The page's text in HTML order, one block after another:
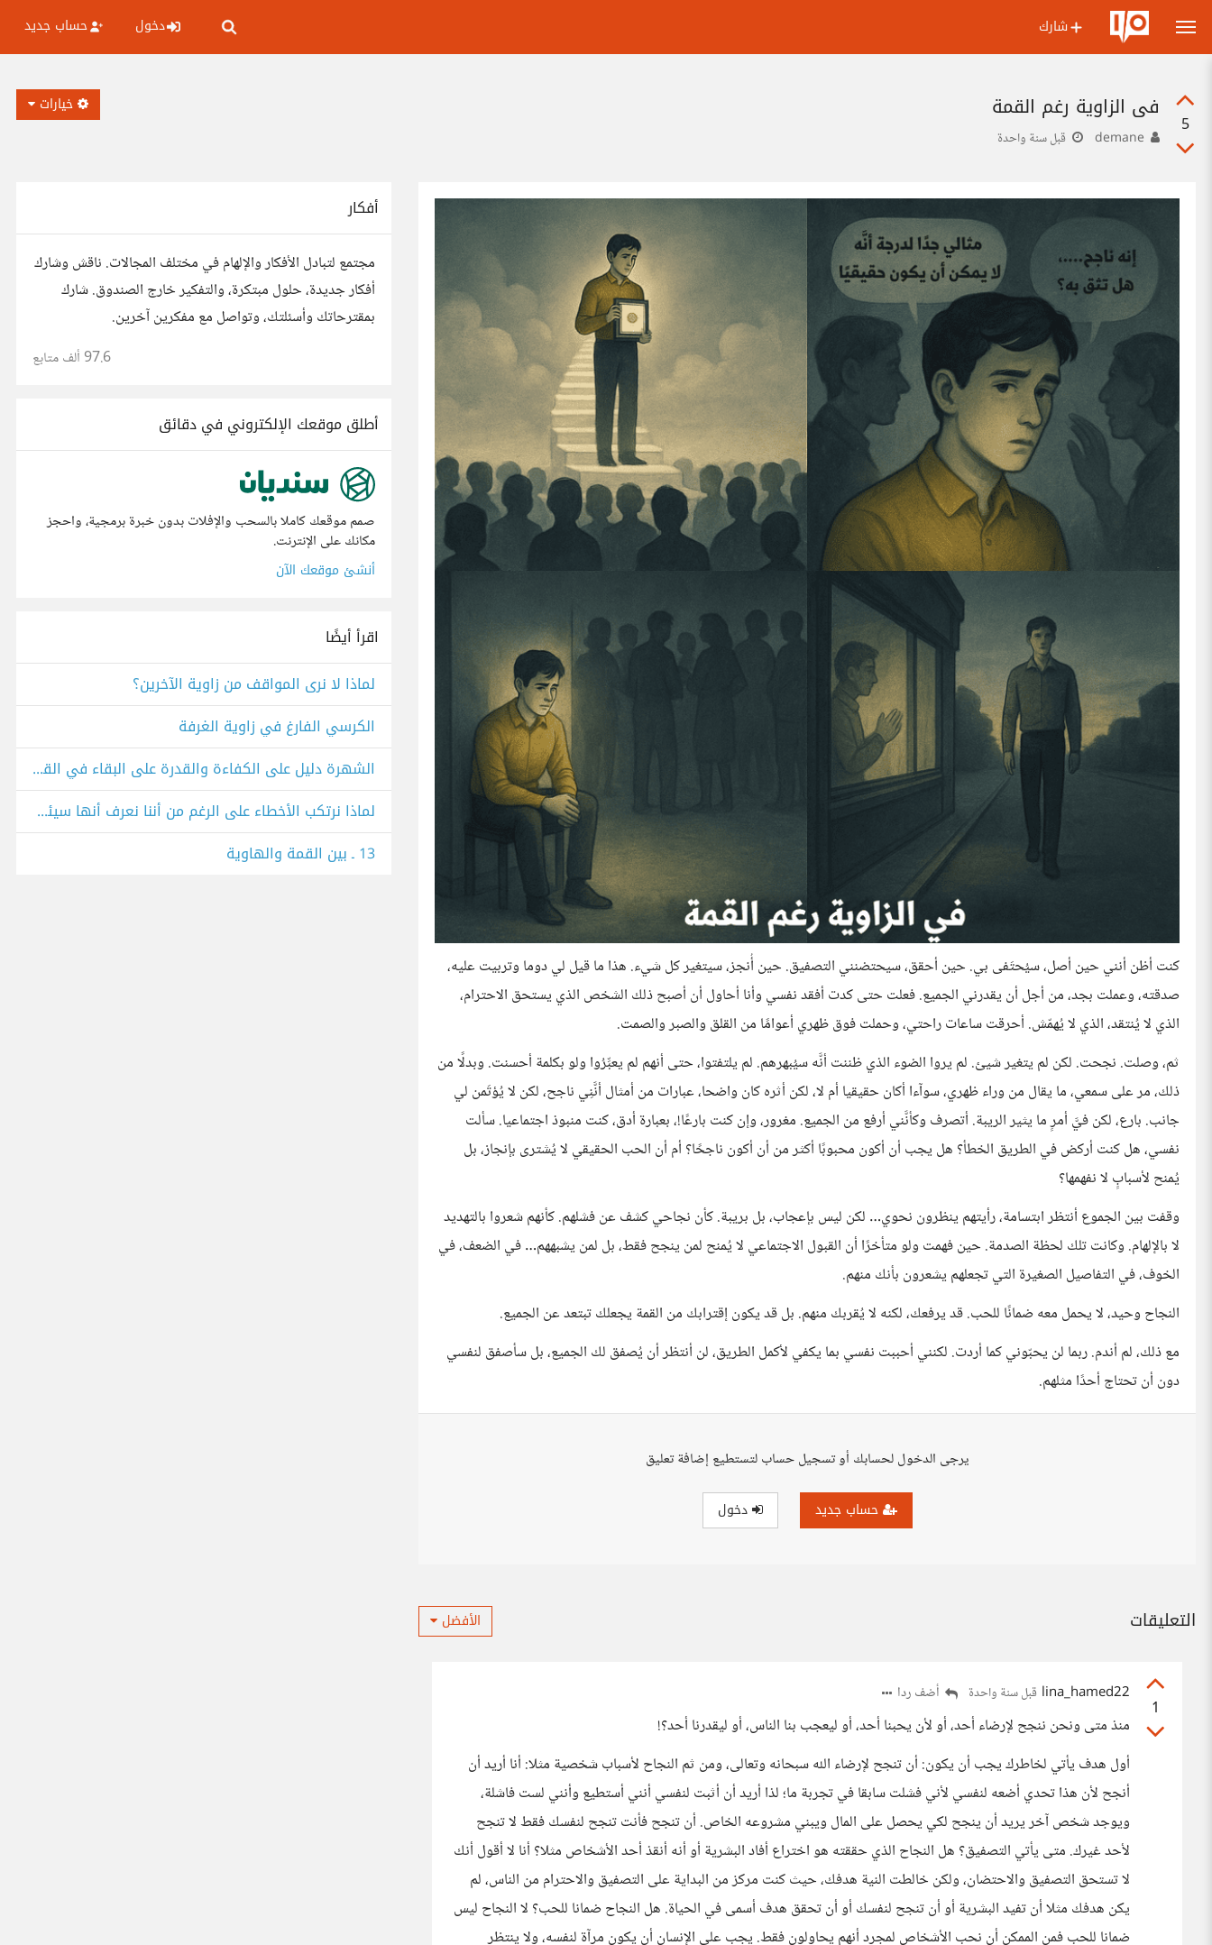
شارك دخول حساب جديد
5
في الزاوية رغم القمة
قبل سنة واحدة
خيارات
كنت أظن أنني حين أصل، سيُحتَفى بي. حين أحقق، سيحتضنني التصفيق. حين أُنجز، سيتغير كل شيء. هذا ما قيل لي دوما وتربيت عليه،
صدقته، وعملت بجد، من أجل أن يقدرني الجميع. فعلت حتى كدت أفقد نفسي وأنا أحاول أن أصبح ذلك الشخص الذي يستحق الاحترام،
الذي لا يُنتقد، الذي لا يُهمّش. أحرقت ساعات راحتي، وحملت فوق ظهري أعوامًا من القلق والصبر والصمت.
ثم، وصلت. نجحت. لكن لم يتغير شيئ. لم يروا الضوء الذي ظننت أنَّه سيُبهرهم. لم يلتفتوا، حتى أنهم لم يعبِّرُوا ولو بكلمة أحسنت. وبدلًا من
ذلك، مر على سمعي، ما يقال من وراء ظهري، سوآءا أكان حقيقيا أم لا، لكن أثره كان واضحا، عبارات من أمثال أنَّنِي ناجح، لكن لا يُؤتَمن لي
جانب. بارع، لكن فيَّ أمرٍ ما يثير الريبة. أتصرف وكأنَّني أرفع من الجميع. مغرور، وإن كنت بارعًا!، بعبارة أدق، كنت منبوذ اجتماعيا. سألت
نفسي، هل كنت أركض في الطريق الخطأ؟ هل يجب أن أكون محبوبًا أكثر من أن أكون ناجحًا؟ أم أن الحب الحقيقي لا يُشترى بإنجاز، بل
يُمنح لأسبابٍ لا نفهمها؟
وقفت بين الجموع أنتظر ابتسامة، رأيتهم ينظرون نحوي… لكن ليس بإعجاب، بل بريبة. كأن نجاحي كشف عن فشلهم. كأنهم شعروا بالتهديد
لا بالإلهام. وكانت تلك لحظة الصدمة. حين فهمت ولو متأخرًا أن القبول الاجتماعي لا يُمنح لمن ينجح فقط، بل لمن يشبههم… في الضعف، في
الخوف، في التفاصيل الصغيرة التي تجعلهم يشعرون بأنك منهم.
النجاح وحيد، لا يحمل معه ضمانًا للحب. قد يرفعك، لكنه لا يُقربك منهم. بل قد يكون إقترابك من القمة يجعلك تبتعد عن الجميع.
مع ذلك، لم أندم. ربما لن يحبّوني كما أردت. لكنني أحببت نفسي بما يكفي لأكمل الطريق، لن أنتظر أن يُصفق لك الجميع، بل سأصفق لنفسي
دون أن تحتاج أحدًا مثلهم.
يرجى الدخول لحسابك أو تسجيل حساب لتستطيع إضافة تعليق
حساب جديد دخول
التعليقات الأفضل
1
lina_hamed22 قبل سنة واحدة أضف ردا
منذ متى ونحن ننجح لإرضاء أحد، أو لأن يحبنا أحد، أو ليعجب بنا الناس، أو ليقدرنا أحد؟!
أول هدف يأتي لخاطرك يجب أن يكون: أن تنجح لإرضاء الله سبحانه وتعالى، ومن ثم النجاح لأسباب شخصية مثلا: أنا أريد أن
أنجح لأن هذا تحدي أضعه لنفسي لأني فشلت سابقا في تجربة ما؛ لذا أريد أن أثبت لنفسي أنني أستطيع وأنني لست فاشلة،
ويوجد شخص آخر يريد أن ينجح لكي يحصل على المال ويبني مشروعه الخاص. أن تنجح فأنت تنجح لنفسك فقط لا تنجح
لأحد غيرك. متى يأتي التصفيق؟ هل النجاح الذي حققته هو اختراع أفاد البشرية أو أنه أنقذ أحد الأشخاص مثلا؟ أنا لا أقول أنك
لا تستحق التصفيق والاحتضان، ولكن خالطت النية هدفك، حيث كنت مركز من البداية على التصفيق والاحترام من الناس، لم
يكن هدفك مثلا أن تفيد البشرية أو أن تنجح لنفسك أو أن تحقق هدف أسمى في الحياة. هل النجاح ضمانا للحب؟ لا النجاح ليس
ضمانا للحب فمن الممكن أن نحب الأشخاص لمجرد أنهم يحاولون فقط. يجب على الإنسان أن يكون مرآة لنفسه، ولا ينتظر
أفكار
مجتمع لتبادل الأفكار والإلهام في مختلف المجالات. ناقش وشارك
أفكار جديدة، حلول مبتكرة، والتفكير خارج الصندوق. شارك
بمقترحاتك وأسئلتك، وتواصل مع مفكرين آخرين.
97.6 ألف متابع
أطلق موقعك الإلكتروني في دقائق
صمم موقعك كاملا بالسحب والإفلات بدون خبرة برمجية، واحجز
مكانك على الإنترنت.
أنشئ موقعك الآن
اقرأ أيضًا
لماذا لا نرى المواقف من زاوية الآخرين؟
الكرسي الفارغ في زاوية الغرفة
الشهرة دليل على الكفاءة والقدرة على البقاء في القمة
لماذا نرتكب الأخطاء على الرغم من أننا نعرف أنها سيئة ؟
13 ـ بين القمة والهاوية